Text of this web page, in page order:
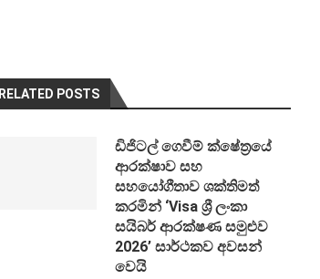
RELATED POSTS
ඩිජිටල් ගෙවීම් ක්ෂේත්‍රයේ
ආරක්ෂාව සහ
සහයෝගීතාව ශක්තිමත්
කරමින් ‘Visa ශ්‍රී ලංකා
සයිබර් ආරක්ෂණ සමුළුව
2026’ සාර්ථකව අවසන්
වෙයි